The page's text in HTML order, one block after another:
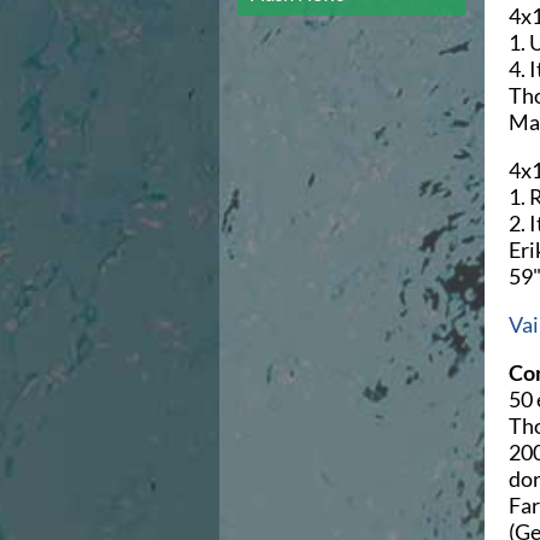
Campionato A2 Maschile
Campionato A2 Femminile
Storico Campionati 2003-2017
Finali Giovanili
Flash News
Waterpolo Channel
Azzurri
1.
4.
1.
2.
50